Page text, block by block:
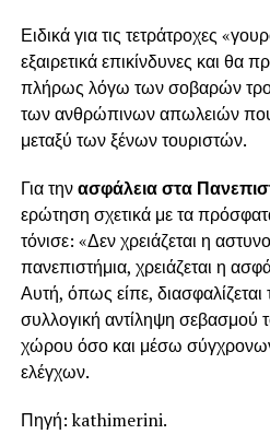
Ειδικά για τις τετράτροχες
εξαιρετικά επικίνδυνες και θα
πλήρως λόγω των σοβαρών
των ανθρώπινων απωλειών που
μεταξύ των ξένων τουριστών.
Για τηνασφάλεια στα
ερώτηση σχετικά με τα
τόνισε: «Δεν χρειάζεται η
πανεπιστήμια, χρειάζεται η
Αυτή, όπως είπε,
συλλογική αντίληψη σεβασμού
χώρου όσο και μέσω
ελέγχων.
Πηγή: kathimerini.